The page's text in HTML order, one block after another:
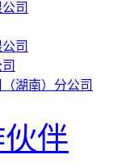
司
司
湖南）分公司
伴